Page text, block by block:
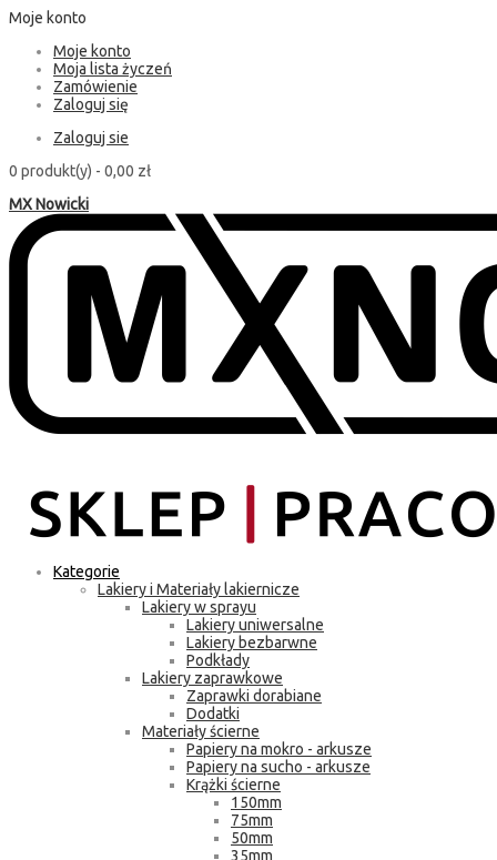
Moje konto
Moje konto
Moja lista życzeń
Zamówienie
Zaloguj się
Zaloguj sie
0 produkt(y) - 0,00 zł
MX Nowicki
Kategorie
Lakiery i Materiały lakiernicze
Lakiery w sprayu
Lakiery uniwersalne
Lakiery bezbarwne
Podkłady
Lakiery zaprawkowe
Zaprawki dorabiane
Dodatki
Materiały ścierne
Papiery na mokro - arkusze
Papiery na sucho - arkusze
Krążki ścierne
150mm
75mm
50mm
35mm